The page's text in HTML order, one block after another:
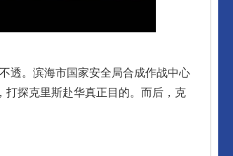
。滨海市国家安全局合成作战中心
打探克里斯赴华真正目的。而后，克